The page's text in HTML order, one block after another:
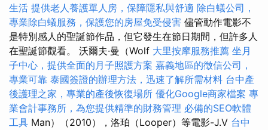
生活 提供老人養護單人房，保障隱私與舒適 除白蟻公司，
專業除白蟻服務，保護您的房屋免受侵害 儘管動作電影不
是特別感人的聖誕節作品，但它發生在節日期間，但許多人
在聖誕節觀看。 沃爾夫·曼（Wolf 大里按摩服務推薦 坐月
子中心，提供全面的月子照護方案 嘉義地區的徵信公司，
專業可靠 泰國簽證的辦理方法，迅速了解所需材料 台中產
後護理之家，專業的產後恢復場所 優化Google商家檔案 專
業會計事務所，為您提供精準的財務管理 必備的SEO軟體
工具 Man）（2010），洛珀（Looper）等電影-J.V 台中